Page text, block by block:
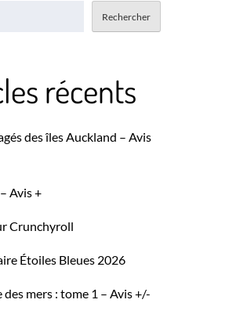
Rechercher
récents
des îles Auckland – Avis
Avis +
Crunchyroll
Étoiles Bleues 2026
des mers : tome 1 – Avis +/-